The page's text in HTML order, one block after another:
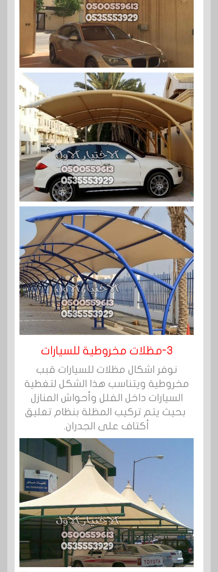
3-مظلات مخروطية للسيارات
نوفر اشكال مظلات للسيارات قبب
مخروطية ويتناسب هذا الشكل لتغطية
السيارات داخل الفلل وأحواش المنازل
بحيث يتم تركيب المظلة بنظام تعليق
أكتاف على الجدران.